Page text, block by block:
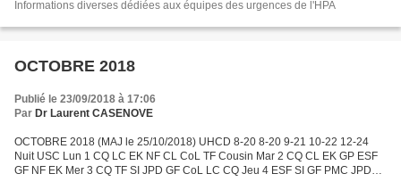
Informations diverses dédiées aux équipes des urgences de l'HPA
OCTOBRE 2018
Publié le 23/09/2018 à 17:06
Par Dr Laurent CASENOVE
OCTOBRE 2018 (MAJ le 25/10/2018) UHCD 8-20 8-20 9-21 10-22 12-24
Nuit USC Lun 1 CQ LC EK NF CL CoL TF Cousin Mar 2 CQ CL EK GP ESF
GF NF EK Mer 3 CQ TF SI JPD GF CoL LC CQ Jeu 4 ESF SI GF PMC JPD